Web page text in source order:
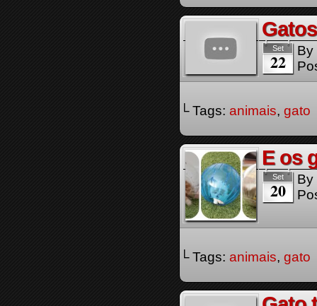
Set
22
By
└ Tags: animais, gato
E os
Set
20
By
└ Tags: animais, gato